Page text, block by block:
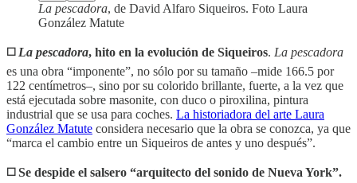
La pescadora, de David Alfaro Siqueiros. Foto Laura
González Matute
◻️ La pescadora, hito en la evolución de Siqueiros. La pescadora
es una obra “imponente”, no sólo por su tamaño –mide 166.5 por
122 centímetros–, sino por su colorido brillante, fuerte, a la vez que
está ejecutada sobre masonite, con duco o piroxilina, pintura
industrial que se usa para coches. La historiadora del arte Laura
González Matute considera necesario que la obra se conozca, ya que
“marca el cambio entre un Siqueiros de antes y uno después”.
◻️ Se despide el salsero “arquitecto del sonido de Nueva York”.